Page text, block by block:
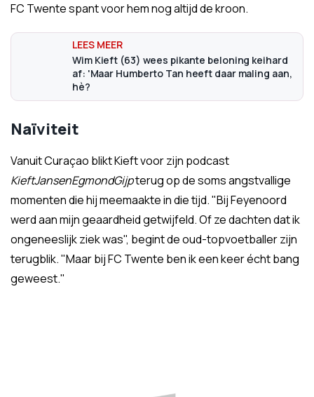
FC Twente spant voor hem nog altijd de kroon.
Wim Kieft (63) wees pikante beloning keihard
af: 'Maar Humberto Tan heeft daar maling aan,
hè?
Naïviteit
Vanuit Curaçao blikt Kieft voor zijn podcast
KieftJansenEgmondGijpterug op de soms angstvallige
momenten die hij meemaakte in die tijd. "Bij Feyenoord
werd aan mijn geaardheid getwijfeld. Of ze dachten dat ik
ongeneeslijk ziek was", begint de oud-topvoetballer zijn
terugblik. "Maar bij FC Twente ben ik een keer écht bang
geweest."